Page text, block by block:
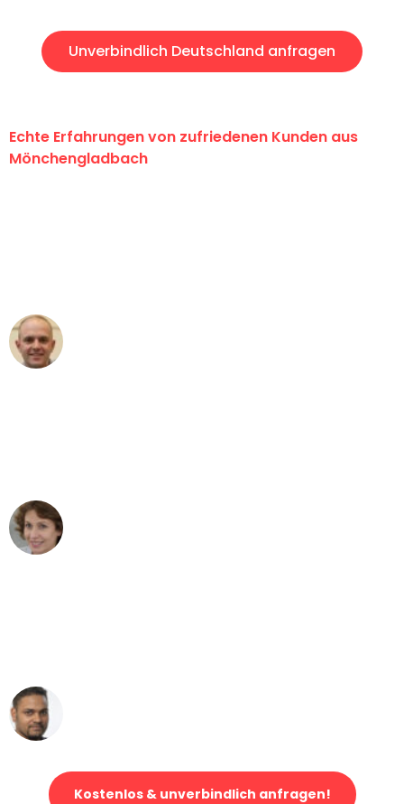
Unverbindlich Deutschland anfragen
Echte Erfahrungen von zufriedenen Kunden aus
Mönchengladbach
Kostenlos & unverbindlich anfragen!